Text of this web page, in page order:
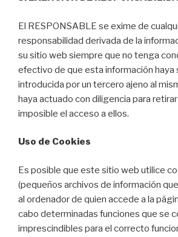
El RESPONSABLE se exime de
responsabilidad derivada de la
su sitio web siempre que no tenga
efectivo de que esta información haya
introducida por un tercero ajeno al
haya actuado con diligencia para
imposible el acceso a ellos.
Uso de Cookies
Es posible que este sitio web utilice
(pequeños archivos de información
al ordenador de quien accede a la
cabo determinadas funciones que se
imprescindibles para el correcto